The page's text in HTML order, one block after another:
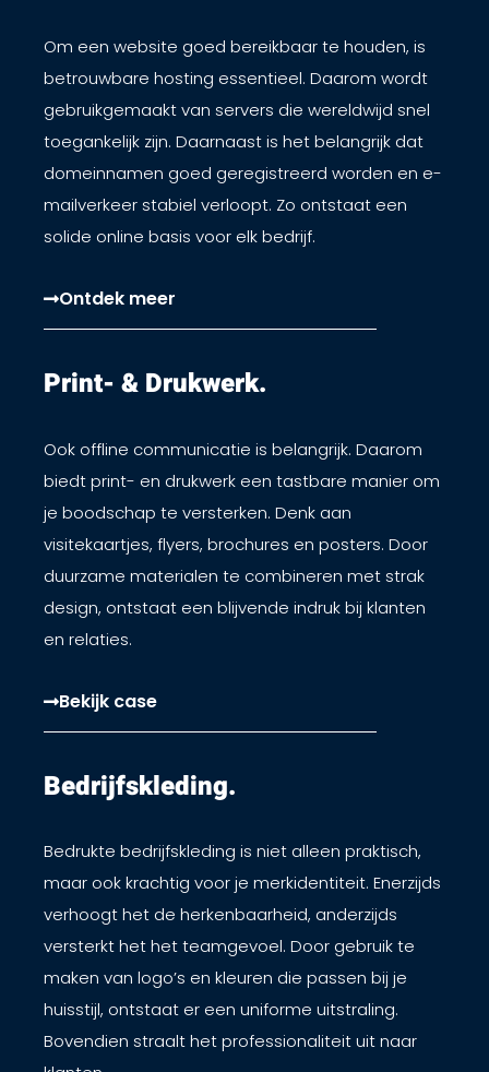
Om een website goed bereikbaar te houden, is
betrouwbare hosting essentieel. Daarom wordt
gebruikgemaakt van servers die wereldwijd snel
toegankelijk zijn. Daarnaast is het belangrijk dat
domeinnamen goed geregistreerd worden en e-
mailverkeer stabiel verloopt. Zo ontstaat een
solide online basis voor elk bedrijf.
Ontdek meer
Print- & Drukwerk.​
Ook offline communicatie is belangrijk. Daarom
biedt print- en drukwerk een tastbare manier om
je boodschap te versterken. Denk aan
visitekaartjes, flyers, brochures en posters. Door
duurzame materialen te combineren met strak
design, ontstaat een blijvende indruk bij klanten
en relaties.
Bekijk case
Bedrijfskleding.​
Bedrukte bedrijfskleding is niet alleen praktisch,
maar ook krachtig voor je merkidentiteit. Enerzijds
verhoogt het de herkenbaarheid, anderzijds
versterkt het het teamgevoel. Door gebruik te
maken van logo’s en kleuren die passen bij je
huisstijl, ontstaat er een uniforme uitstraling.
Bovendien straalt het professionaliteit uit naar